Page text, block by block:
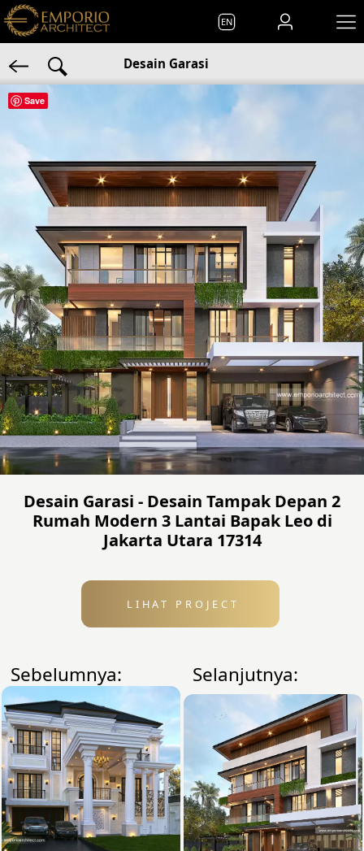
EN
Desain Garasi
Desain Garasi - Desain Tampak Depan 2
Rumah Modern 3 Lantai Bapak Leo di
Jakarta Utara 17314
LIHAT PROJECT
Sebelumnya: Selanjutnya:
Save